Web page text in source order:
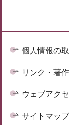
個人情報の
リンク・著
ウェブアク
サイトマップ